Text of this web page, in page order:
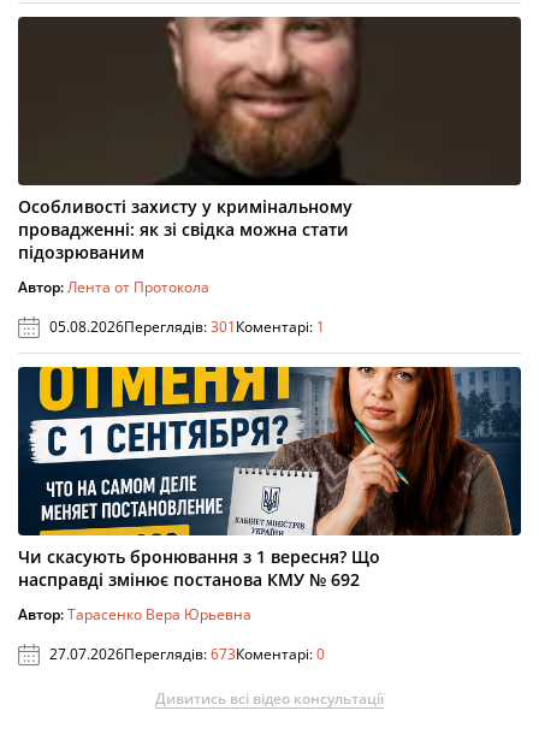
Особливості захисту у кримінальному
провадженні: як зі свідка можна стати
підозрюваним
Автор:Лента от Протокола
05.08.2026Переглядів:301Коментарі: 1
Чи скасують бронювання з 1 вересня? Що
насправді змінює постанова КМУ № 692
Автор:Тарасенко Вера Юрьевна
27.07.2026Переглядів:673Коментарі:0
Дивитись всі відео консультації